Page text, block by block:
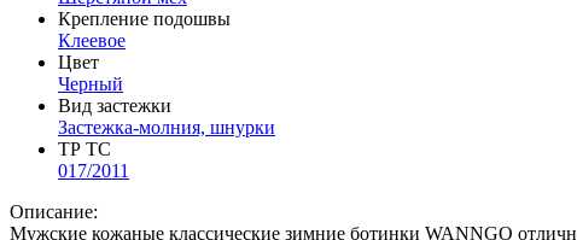
Крепление подошвы
Клеевое
Цвет
Черный
Вид застежки
Застежка-молния, шнурки
ТР ТС
017/2011
Описание:
Мужские кожаные классические зимние ботинки WANNGO